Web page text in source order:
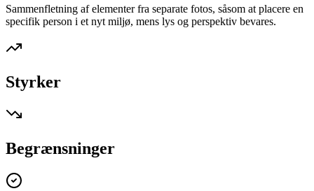
Sammenfletning af elementer fra separate fotos, såsom at placere en
specifik person i et nyt miljø, mens lys og perspektiv bevares.
Styrker
Begrænsninger